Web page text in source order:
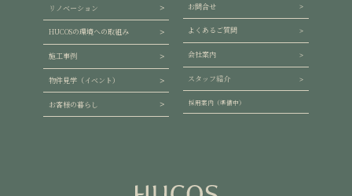
リノベーション
HUCOSの環境への取組み
施工事例
物件見学（イベント）
お客様の暮らし
お問合せ
よくあるご質問
会社案内
スタッフ紹介
採用案内（準備中）